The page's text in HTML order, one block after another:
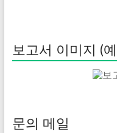
보고서 이미지 (
문의 메일